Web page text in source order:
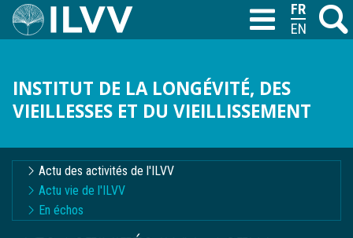
Aller
au
M
INSTITUT DE LA LONGÉVITÉ, DES
VIEILLESSES ET DU VIEILLISSEMENT
T
Navigation
contextuelle
Actu des activités de l'ILVV
Actu vie de l'ILVV
En échos
FRANÇAIS
ENGLISH